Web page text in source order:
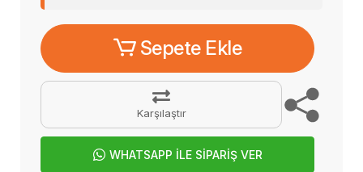
Sepete Ekle
Karşılaştır
WHATSAPP İLE SİPARİŞ VER